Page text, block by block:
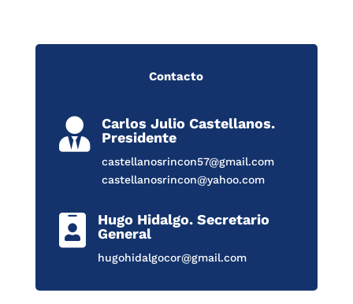
Contacto

Carlos Julio Castellanos.
Presidente
castellanosrincon57@gmail.com
castellanosrincon@yahoo.com

Hugo Hidalgo. Secretario
General
hugohidalgocor@gmail.com